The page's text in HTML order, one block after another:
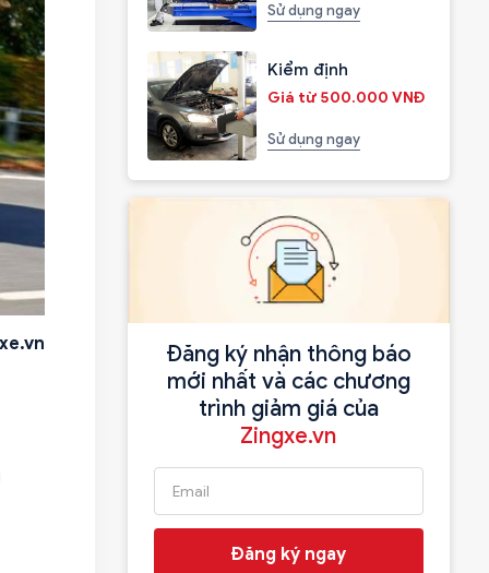
Sử dụng ngay
Kiểm định
Giá từ 500.000 VNĐ
Sử dụng ngay
Đăng ký nhận thông báo
mới nhất và các chương
trình giảm giá của
Zingxe.vn
Đăng ký ngay